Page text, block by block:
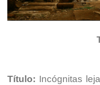
Título: Incógnitas